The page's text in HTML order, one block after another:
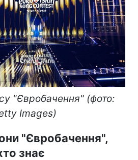
"Євробачення" (фото:
Images)
"Євробачення",
знає